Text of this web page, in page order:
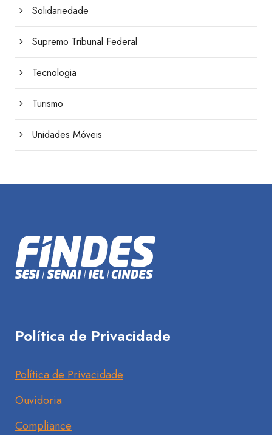
Solidariedade
Supremo Tribunal Federal
Tecnologia
Turismo
Unidades Móveis
Política de Privacidade
Política de Privacidade
Ouvidoria
Compliance